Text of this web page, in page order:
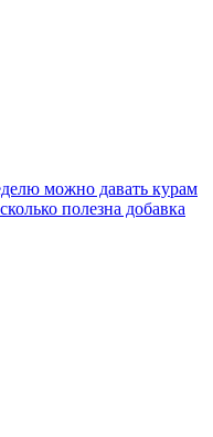
можно давать курам
полезна добавка